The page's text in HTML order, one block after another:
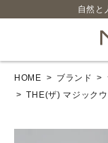
自然と
HOME ブランド
THE(ザ) マジック